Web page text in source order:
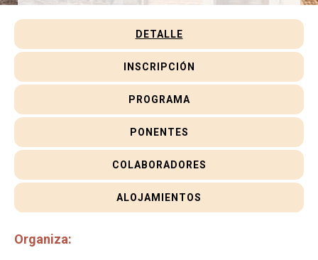
Jornada
DETALLE
INSCRIPCIÓN
PROGRAMA
PONENTES
COLABORADORES
ALOJAMIENTOS
Organiza